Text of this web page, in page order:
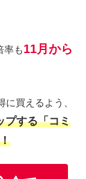
率も11月から
買えるよう、
プする「コミ